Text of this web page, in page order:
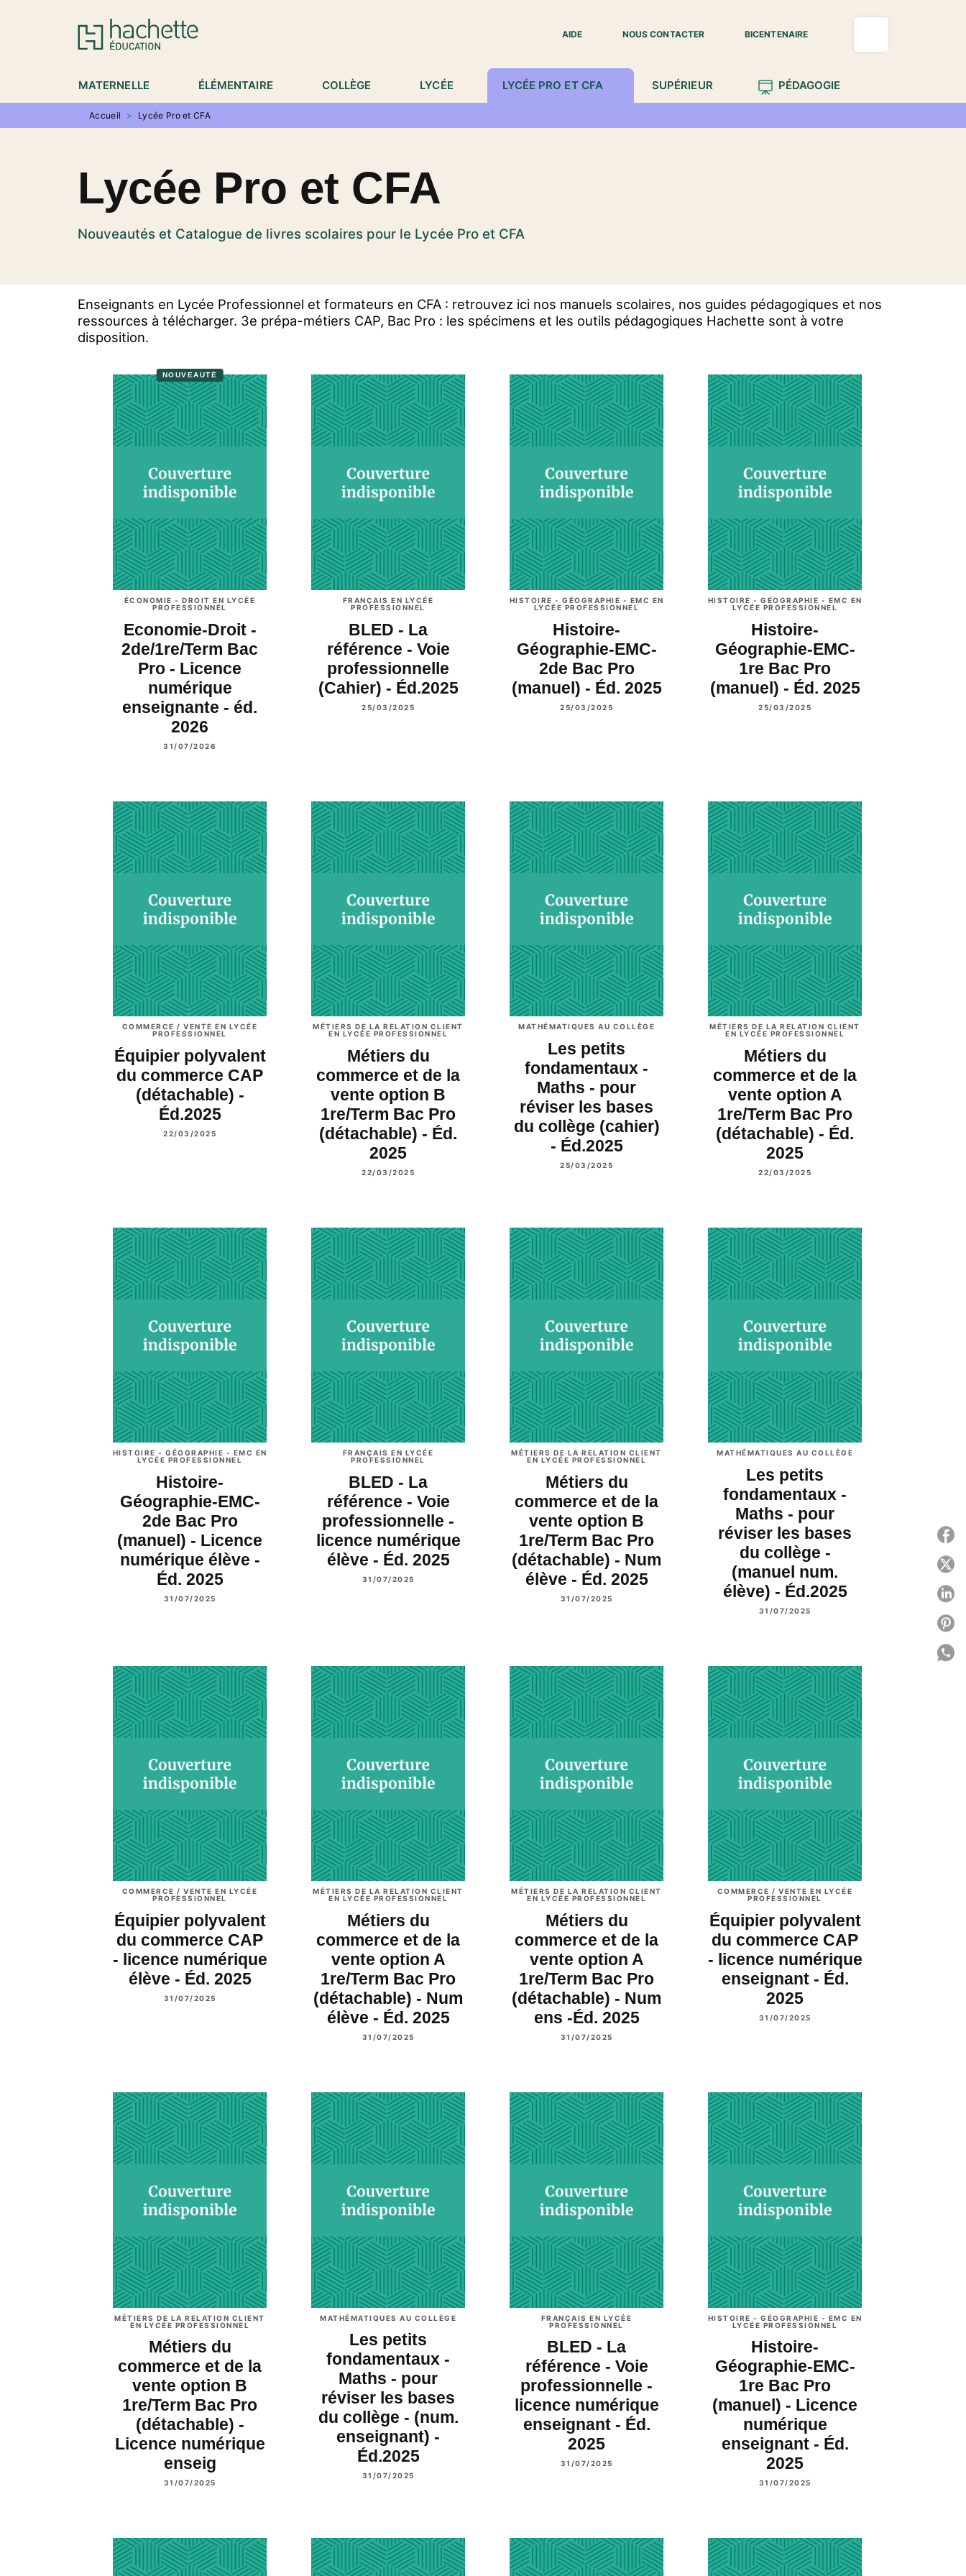
MENU RECHERCHE
AIDE
NOUS CONTACTER BICENTENAIRE
MATERNELLE ÉLÉMENTAIRE COLLÈGE LYCÉE LYCÉE PRO ET CFA SUPÉRIEUR PÉDAGOGIE
Accueil > Lycée Pro et CFA
Lycée Pro et CFA
Nouveautés et Catalogue de livres scolaires pour le Lycée Pro et CFA
Enseignants en Lycée Professionnel et formateurs en CFA : retrouvez ici nos manuels scolaires, nos guides pédagogiques et nos
ressources à télécharger. 3e prépa-métiers CAP, Bac Pro : les spécimens et les outils pédagogiques Hachette sont à votre
disposition.
NOUVEAUTÉ
ÉCONOMIE - DROIT EN LYCÉE
PROFESSIONNEL
Economie-Droit -
2de/1re/Term Bac
Pro - Licence
numérique
enseignante - éd.
2026
31/07/2026
FRANÇAIS EN LYCÉE
PROFESSIONNEL
BLED - La
référence - Voie
professionnelle
(Cahier) - Éd.2025
25/03/2025
HISTOIRE - GÉOGRAPHIE - EMC EN
LYCÉE PROFESSIONNEL
Histoire-
Géographie-EMC-
2de Bac Pro
(manuel) - Éd. 2025
25/03/2025
HISTOIRE - GÉOGRAPHIE - EMC EN
LYCÉE PROFESSIONNEL
Histoire-
Géographie-EMC-
1re Bac Pro
(manuel) - Éd. 2025
25/03/2025
COMMERCE / VENTE EN LYCÉE
PROFESSIONNEL
Équipier polyvalent
du commerce CAP
(détachable) -
Éd.2025
22/03/2025
MÉTIERS DE LA RELATION CLIENT
EN LYCÉE PROFESSIONNEL
Métiers du
commerce et de la
vente option B
1re/Term Bac Pro
(détachable) - Éd.
2025
22/03/2025
MATHÉMATIQUES AU COLLÈGE
Les petits
fondamentaux -
Maths - pour
réviser les bases
du collège (cahier)
- Éd.2025
25/03/2025
MÉTIERS DE LA RELATION CLIENT
EN LYCÉE PROFESSIONNEL
Métiers du
commerce et de la
vente option A
1re/Term Bac Pro
(détachable) - Éd.
2025
22/03/2025
HISTOIRE - GÉOGRAPHIE - EMC EN
LYCÉE PROFESSIONNEL
Histoire-
Géographie-EMC-
2de Bac Pro
(manuel) - Licence
numérique élève -
Éd. 2025
31/07/2025
FRANÇAIS EN LYCÉE
PROFESSIONNEL
BLED - La
référence - Voie
professionnelle -
licence numérique
élève - Éd. 2025
31/07/2025
MÉTIERS DE LA RELATION CLIENT
EN LYCÉE PROFESSIONNEL
Métiers du
commerce et de la
vente option B
1re/Term Bac Pro
(détachable) - Num
élève - Éd. 2025
31/07/2025
MATHÉMATIQUES AU COLLÈGE
Les petits
fondamentaux -
Maths - pour
réviser les bases
du collège -
(manuel num.
élève) - Éd.2025
31/07/2025
COMMERCE / VENTE EN LYCÉE
PROFESSIONNEL
Équipier polyvalent
du commerce CAP
- licence numérique
élève - Éd. 2025
31/07/2025
MÉTIERS DE LA RELATION CLIENT
EN LYCÉE PROFESSIONNEL
Métiers du
commerce et de la
vente option A
1re/Term Bac Pro
(détachable) - Num
élève - Éd. 2025
31/07/2025
MÉTIERS DE LA RELATION CLIENT
EN LYCÉE PROFESSIONNEL
Métiers du
commerce et de la
vente option A
1re/Term Bac Pro
(détachable) - Num
ens -Éd. 2025
31/07/2025
COMMERCE / VENTE EN LYCÉE
PROFESSIONNEL
Équipier polyvalent
du commerce CAP
- licence numérique
enseignant - Éd.
2025
31/07/2025
MÉTIERS DE LA RELATION CLIENT
EN LYCÉE PROFESSIONNEL
Métiers du
commerce et de la
vente option B
1re/Term Bac Pro
(détachable) -
Licence numérique
enseig
31/07/2025
MATHÉMATIQUES AU COLLÈGE
Les petits
fondamentaux -
Maths - pour
réviser les bases
du collège - (num.
enseignant) -
Éd.2025
31/07/2025
FRANÇAIS EN LYCÉE
PROFESSIONNEL
BLED - La
référence - Voie
professionnelle -
licence numérique
enseignant - Éd.
2025
31/07/2025
HISTOIRE - GÉOGRAPHIE - EMC EN
LYCÉE PROFESSIONNEL
Histoire-
Géographie-EMC-
1re Bac Pro
(manuel) - Licence
numérique
enseignant - Éd.
2025
31/07/2025